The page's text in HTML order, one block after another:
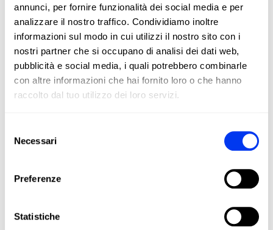
annunci, per fornire funzionalità dei social media e per
analizzare il nostro traffico. Condividiamo inoltre
informazioni sul modo in cui utilizzi il nostro sito con i
nostri partner che si occupano di analisi dei dati web,
pubblicità e social media, i quali potrebbero combinarle
con altre informazioni che hai fornito loro o che hanno
raccolto dal tuo utilizzo dei loro servizi.
delNecessari
Preferenze
Statistiche
I clienti che hanno acquistato questo prodotto hanno
acquistato anche: